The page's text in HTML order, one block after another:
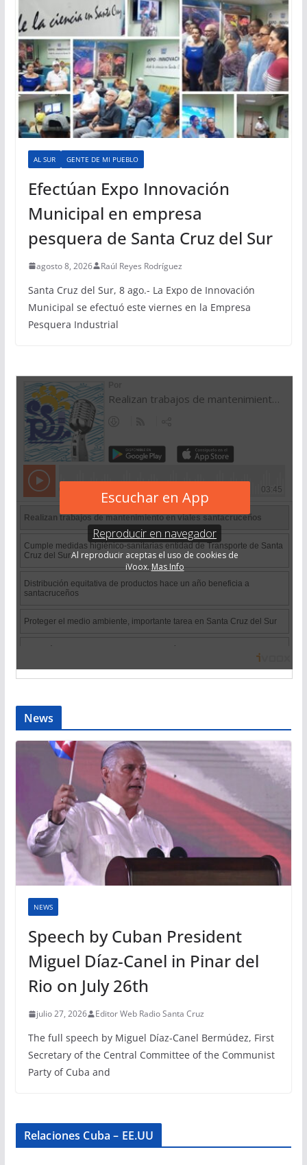
AL SUR GENTE DE MI PUEBLO
Efectúan Expo Innovación
Municipal en empresa
pesquera de Santa Cruz del Sur
agosto 8, 2026 Raúl Reyes Rodríguez
Santa Cruz del Sur, 8 ago.- La Expo de Innovación
Municipal se efectuó este viernes en la Empresa
Pesquera Industrial
News
NEWS
Speech by Cuban President
Miguel Díaz-Canel in Pinar del
Rio on July 26th
julio 27, 2026 Editor Web Radio Santa Cruz
The full speech by Miguel Díaz-Canel Bermúdez, First
Secretary of the Central Committee of the Communist
Party of Cuba and
Relaciones Cuba – EE.UU